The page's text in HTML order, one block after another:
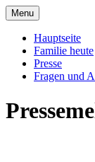
Skip
to
content
Familie
Galantha
Menu
Hauptseite
Familie heute
Presse
Fragen und